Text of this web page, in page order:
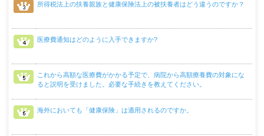
所得税法上の扶養親族と健康保険法上の被扶養者はどう違うのですか？
医療費通知はどのように入手できますか?
これから高額な医療費がかかる予定で、病院から高額療養費の対象にな
ると説明を受けました。必要な手続きを教えてください。
海外においても「健康保険」は適用されるのですか。